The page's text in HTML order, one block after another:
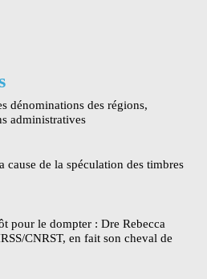
dénominations des régions,
administratives
cause de la spéculation des timbres
pour le dompter : Dre Rebecca
CNRST, en fait son cheval de